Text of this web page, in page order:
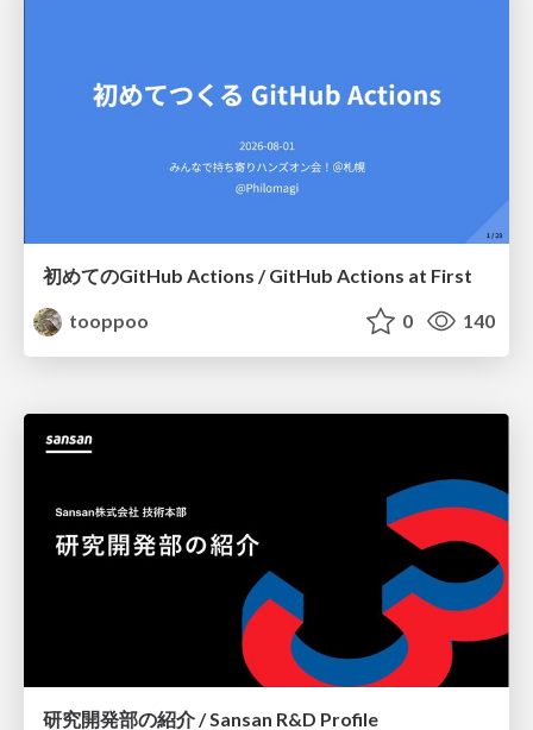
初めてのGitHub Actions / GitHub Actions at First
tooppoo
0 140
研究開発部の紹介 / Sansan R&D Profile